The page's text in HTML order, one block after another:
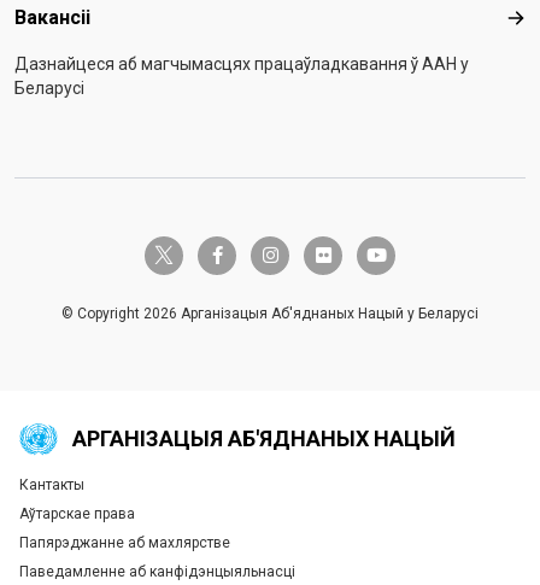
Вакансіі
Дазнайцеся аб магчымасцях працаўладкавання ў ААН у
Беларусі
twitter-x facebook-finstagramflickr youtube
© Copyright 2026 Арганізацыя Аб'яднаных Нацый у Беларусі
АРГАНІЗАЦЫЯ АБ'ЯДНАНЫХ НАЦЫЙ
Global U.N. menu
Кантакты
Аўтарскае права
Папярэджанне аб махлярстве
Паведамленне аб канфідэнцыяльнасці